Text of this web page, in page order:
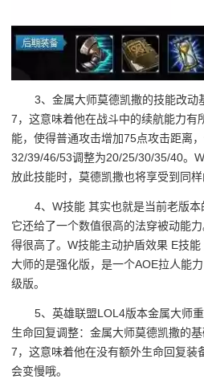
3、金属大师莫德凯撒的技能改动
7，这意味着他在战斗中的续航能力有
能，使得普通攻击增加75点攻击距离
32/39/46/53调整为20/25/30/35/40。
放此技能时，莫德凯撒也将享受到同样
4、W技能 其实也就是当前老版
它还给了一个数值很高的法穿被动能
得很高了。W技能主动护盾效果 E技
大师的是强化版，是一个AOE拉人能
级版。
5、英雄联盟LOL4版本金属大师
生命回复调整：金属大师莫德凯撒的
7，这意味着他在没有额外生命回复装
会变慢哦。